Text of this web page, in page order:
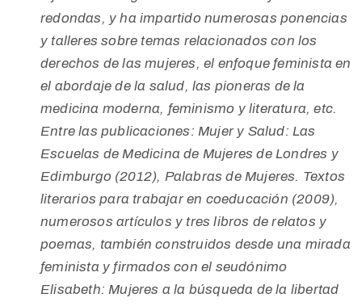
redondas, y ha impartido numerosas ponencias
y talleres sobre temas relacionados con los
derechos de las mujeres, el enfoque feminista en
el abordaje de la salud, las pioneras de la
medicina moderna, feminismo y literatura, etc.
Entre las publicaciones: Mujer y Salud: Las
Escuelas de Medicina de Mujeres de Londres y
Edimburgo (2012), Palabras de Mujeres. Textos
literarios para trabajar en coeducación (2009),
numerosos artículos y tres libros de relatos y
poemas, también construidos desde una mirada
feminista y firmados con el seudónimo
Elisabeth: Mujeres a la búsqueda de la libertad